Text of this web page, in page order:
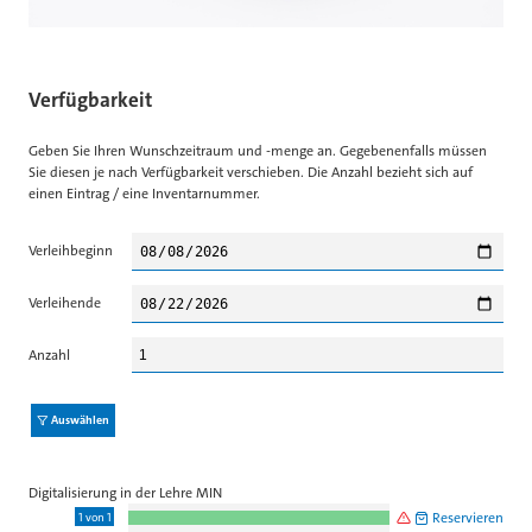
Verfügbarkeit
Geben Sie Ihren Wunschzeitraum und -menge an. Gegebenenfalls müssen
Sie diesen je nach Verfügbarkeit verschieben. Die Anzahl bezieht sich auf
einen Eintrag / eine Inventarnummer.
Verleihbeginn
Verleihende
Anzahl
Digitalisierung in der Lehre MIN
1 von 1 ⚠️ 🛍 Reservieren